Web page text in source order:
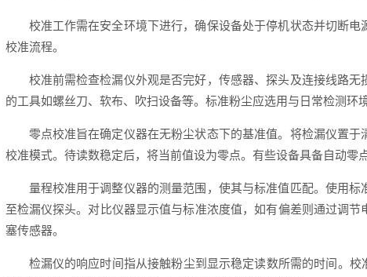
校准工作需在安全环境下进行，确保设备处于停机状态并切断
校准流程。
校准前需检查检漏仪外观是否完好，传感器、探头及连接线路
的工具如螺丝刀、软布、吹扫设备等。标准粉尘应选用与日常检测环
零点校准旨在确定仪器在无粉尘状态下的基准值。将检漏仪置
校准模式。待读数稳定后，将当前值设为零点。有些设备具备自动零
量程校准用于调整仪器的测量范围，使其与标准值匹配。使用
至检漏仪探头。对比仪器显示值与标准浓度值，如有偏差则通过调
塞传感器。
检漏仪的响应时间指从接触粉尘到显示稳定读数所需的时间。